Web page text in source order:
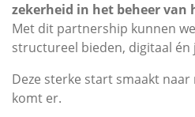
zekerheid in het beheer van
Met dit partnership kunnen
structureel bieden, digitaal én
Deze sterke start smaakt
komt er.